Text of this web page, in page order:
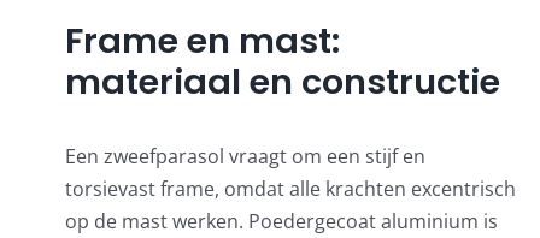
Frame en mast:
materiaal en constructie
Een zweefparasol vraagt om een stijf en
torsievast frame, omdat alle krachten excentrisch
op de mast werken. Poedergecoat aluminium is